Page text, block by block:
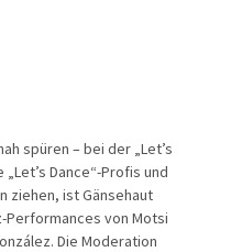
spüren – bei der „Let’s
Dance“-Profis und
ziehen, ist Gänsehaut
von Motsi
Die Moderation